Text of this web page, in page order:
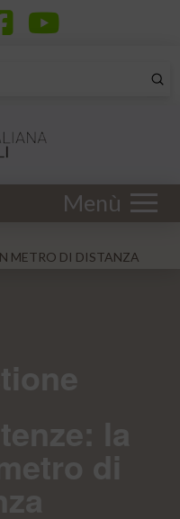
Menù
METRO DI DISTANZA